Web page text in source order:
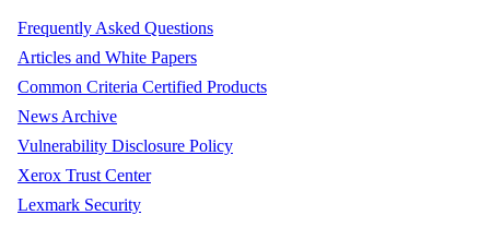
Frequently Asked Questions
Articles and White Papers
Common Criteria Certified Products
News Archive
Vulnerability Disclosure Policy
Xerox Trust Center
Lexmark Security